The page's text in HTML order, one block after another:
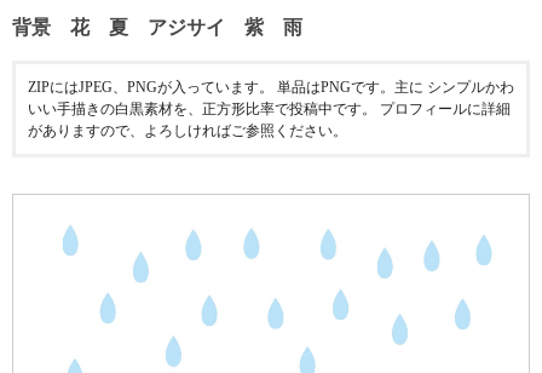
背景 花 夏 アジサイ 紫 雨
ZIPにはJPEG、PNGが入っています。 単品はPNGです。主に シンプルかわ
いい手描きの白黒素材を、正方形比率で投稿中です。 プロフィールに詳細
がありますので、よろしければご参照ください。